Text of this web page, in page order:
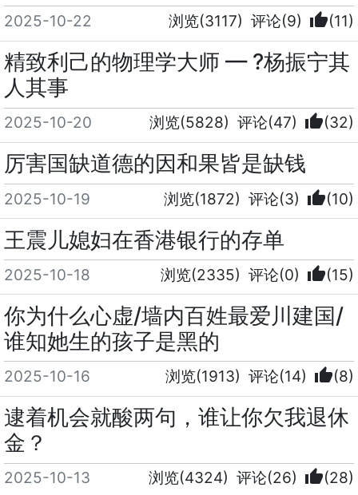
2025-10-22 浏览(3117) 评论(9) thumb_up(11)
精致利己的物理学大师 — ?杨振宁其
人其事
2025-10-20 浏览(5828) 评论(47) thumb_up(32)
厉害国缺道德的因和果皆是缺钱
2025-10-19 浏览(1872) 评论(3) thumb_up(10)
王震儿媳妇在香港银行的存单
2025-10-18 浏览(2335) 评论(0) thumb_up(15)
你为什么心虚/墙内百姓最爱川建国/
谁知她生的孩子是黑的
2025-10-16 浏览(1913) 评论(14) thumb_up(8)
逮着机会就酸两句，谁让你欠我退休
金？
2025-10-13 浏览(4324) 评论(26) thumb_up(28)